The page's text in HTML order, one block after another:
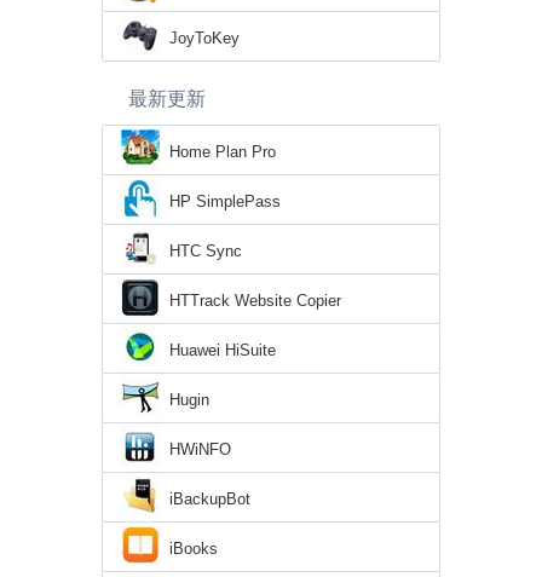
JoyToKey
最新更新
Home Plan Pro
HP SimplePass
HTC Sync
HTTrack Website Copier
Huawei HiSuite
Hugin
HWiNFO
iBackupBot
iBooks